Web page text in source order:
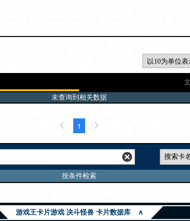
未查询到相关数据
1
按条件检索
游戏王卡片游戏 决斗怪兽 卡片数据库 ∧